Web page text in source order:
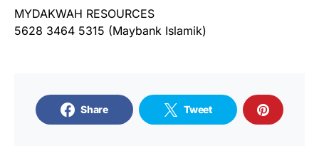
MYDAKWAH RESOURCES
5628 3464 5315 (Maybank Islamik)
Share Tweet